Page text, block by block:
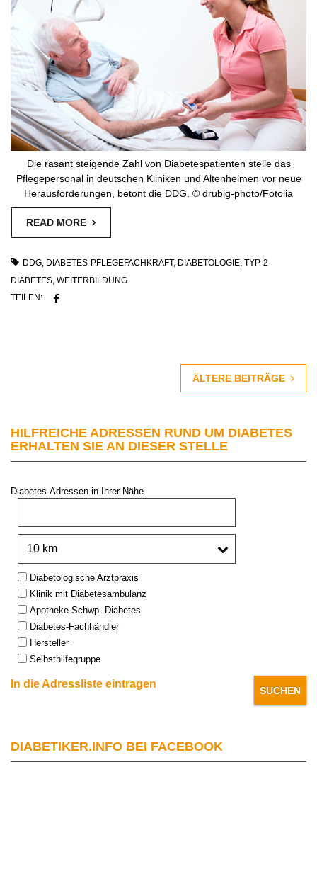
Die rasant steigende Zahl von Diabetespatienten stelle das
Pflegepersonal in deutschen Kliniken und Altenheimen vor neue
Herausforderungen, betont die DDG. © drubig-photo/Fotolia
READ MORE
DDG, DIABETES-PFLEGEFACHKRAFT, DIABETOLOGIE, TYP-2-
DIABETES, WEITERBILDUNG
TEILEN:
ÄLTERE BEITRÄGE
HILFREICHE ADRESSEN RUND UM DIABETES
ERHALTEN SIE AN DIESER STELLE
Diabetes-Adressen in Ihrer Nähe
Type:Diabetologische Arztpraxis
Klinik mit Diabetesambulanz
Apotheke Schwp. Diabetes
Diabetes-Fachhändler
Hersteller
Selbsthilfegruppe
In die Adressliste eintragen
DIABETIKER.INFO BEI FACEBOOK